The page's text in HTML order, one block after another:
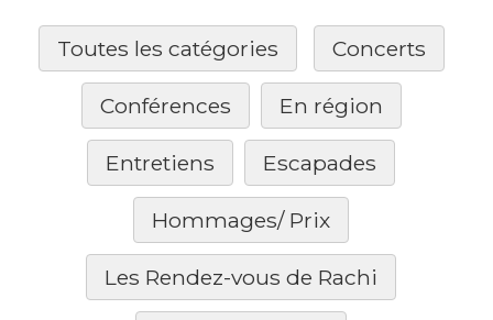
Toutes les catégories Concerts
Conférences En région
Entretiens Escapades
Hommages/ Prix
Les Rendez-vous de Rachi